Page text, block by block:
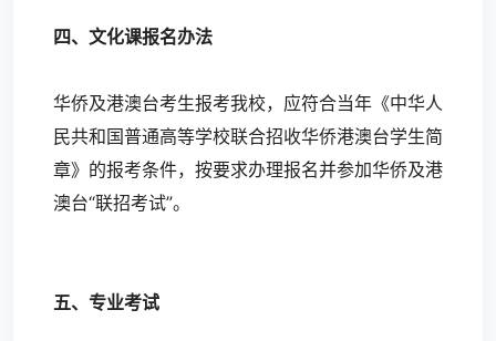
四、文化课报名办法
华侨及港澳台考生报考我校，应符合当年《中华人
民共和国普通高等学校联合招收华侨港澳台学生简
章》的报考条件，按要求办理报名并参加华侨及港
澳台“联招考试”。
五、专业考试